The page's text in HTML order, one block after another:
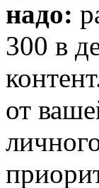
надо:
300 в
от